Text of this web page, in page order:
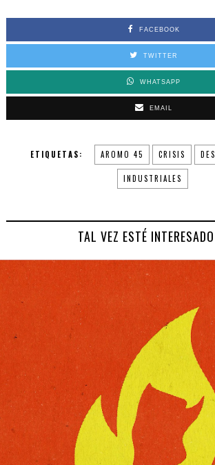
FACEBOOK
TWITTER
WHATSAPP
EMAIL
ETIQUETAS: AROMO 45 CRISIS
INDUSTRIALES
TAL VEZ ESTÉ